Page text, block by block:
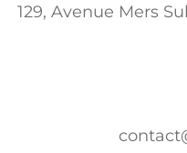
129, Avenue Mers